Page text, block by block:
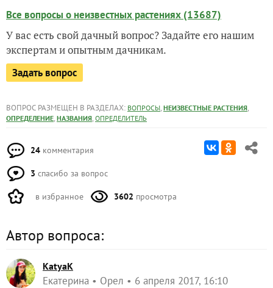
Все вопросы о неизвестных растениях (13687)
У вас есть свой дачный вопрос? Задайте его нашим
экспертам и опытным дачникам.
Задать вопрос
ВОПРОС РАЗМЕЩЕН В РАЗДЕЛАХ: ВОПРОСЫ, НЕИЗВЕСТНЫЕ РАСТЕНИЯ,
ОПРЕДЕЛЕНИЕ, НАЗВАНИЯ, ОПРЕДЕЛИТЕЛЬ
24 комментария
3 спасибо за вопрос
в избранное 3602 просмотра
Автор вопроса:
KatyaK
Екатерина Орел 6 апреля 2017, 16:10